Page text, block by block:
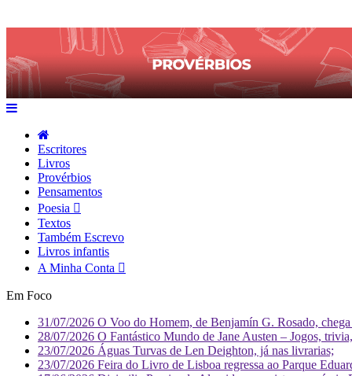
Escritores
Livros
Provérbios
Pensamentos
Poesia
Textos
Também Escrevo
Livros infantis
A Minha Conta
Em Foco
31/07/2026 O Voo do Homem, de Benjamín G. Rosado,
28/07/2026 O Fantástico Mundo de Jane Austen – Jogos,
23/07/2026 Águas Turvas de Len Deighton, já nas livrarias;
23/07/2026 Feira do Livro de Lisboa regressa ao Parque